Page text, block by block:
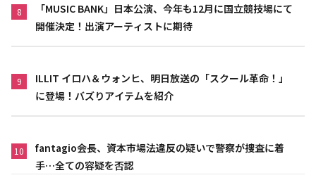
8
「MUSIC BANK」日本公演、今年も12月に国立競技場にて
開催決定！出演アーティストに期待
9
ILLIT イロハ＆ウォンヒ、明日放送の「スクール革命！」
に登場！バズりアイテムを紹介
10
fantagio会長、資本市場法違反の疑いで警察が捜査に着
手…全ての容疑を否認